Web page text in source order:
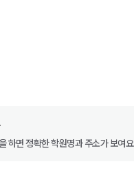
하면 정확한 학원명과 주소가 보여요